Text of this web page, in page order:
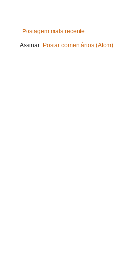
Postagem mais recente
Assinar: Postar comentários (Atom)